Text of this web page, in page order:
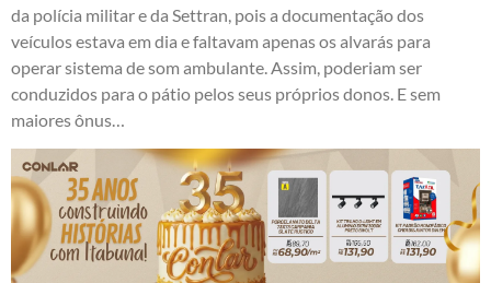
da polícia militar e da Settran, pois a documentação dos
veículos estava em dia e faltavam apenas os alvarás para
operar sistema de som ambulante. Assim, poderiam ser
conduzidos para o pátio pelos seus próprios donos. E sem
maiores ônus…